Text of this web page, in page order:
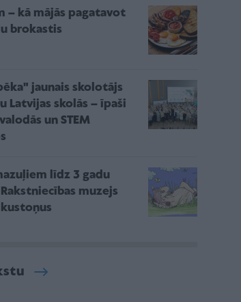
– kā mājās pagatavot
brokastis
jaunais skolotājs
Latvijas skolās – īpaši
un STEM
līdz 3 gadu
muzejs